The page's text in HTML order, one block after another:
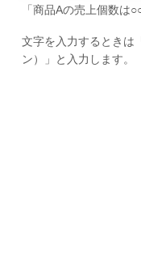
「商品Aの売上個数は
文字を入力するときは
ン）」と入力します。